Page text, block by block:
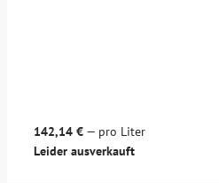
142,14 € — pro Liter
Leider ausverkauft